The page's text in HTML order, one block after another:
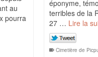
au
pourra
éponyme,
terribles de la
27 … Lire la
Cimetière de